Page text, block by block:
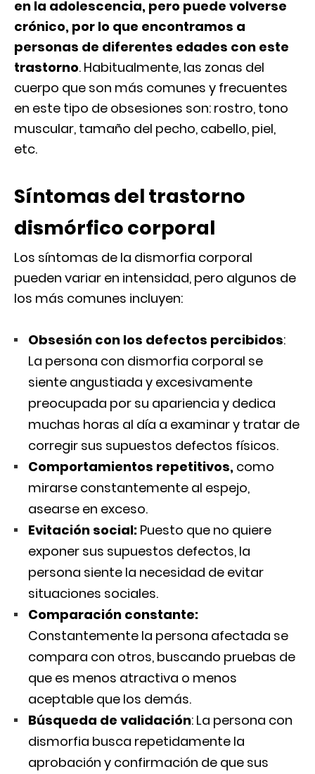
en la adolescencia, pero puede volverse
crónico, por lo que encontramos a
personas de diferentes edades con este
trastorno. Habitualmente, las zonas del
cuerpo que son más comunes y frecuentes
en este tipo de obsesiones son: rostro, tono
muscular, tamaño del pecho, cabello, piel,
etc.
Síntomas del trastorno
dismórfico corporal
Los síntomas de la dismorfia corporal
pueden variar en intensidad, pero algunos de
los más comunes incluyen:
Obsesión con los defectos percibidos:
La persona con dismorfia corporal se
siente angustiada y excesivamente
preocupada por su apariencia y dedica
muchas horas al día a examinar y tratar de
corregir sus supuestos defectos físicos.
Comportamientos repetitivos, como
mirarse constantemente al espejo,
asearse en exceso.
Evitación social: Puesto que no quiere
exponer sus supuestos defectos, la
persona siente la necesidad de evitar
situaciones sociales.
Comparación constante:
Constantemente la persona afectada se
compara con otros, buscando pruebas de
que es menos atractiva o menos
aceptable que los demás.
Búsqueda de validación: La persona con
dismorfia busca repetidamente la
aprobación y confirmación de que sus